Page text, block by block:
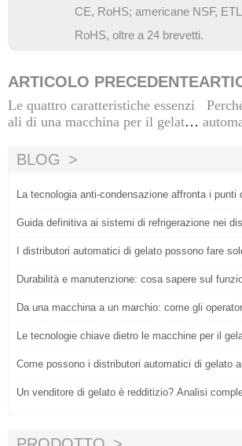
CE, RoHS; americane NSF,
RoHS, oltre a 24 brevetti.
ARTICOLO PRECEDENTE
Le quattro caratteristiche essenzi
ali di una macchina per il gelato
BLOG
La tecnologia anti-condensazione affronta i punti
Guida definitiva ai sistemi di refrigerazione nei
I distributori automatici di gelato possono fare
Durabilità e manutenzione: cosa sapere sul
Da una macchina a un marchio: come gli
Le tecnologie chiave dietro le macchine per il
Come possono i distributori automatici di gelato
Un venditore di gelato è redditizio? Analisi